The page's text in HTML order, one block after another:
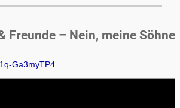
Freunde – Nein, meine Söhne
Ga3myTP4